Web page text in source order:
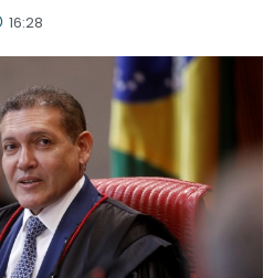
16:28